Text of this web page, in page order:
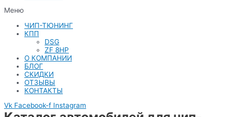
Меню
ЧИП-ТЮНИНГ
КПП
DSG
ZF 8HP
О КОМПАНИИ
БЛОГ
СКИДКИ
ОТЗЫВЫ
КОНТАКТЫ
Vk Facebook-f Instagram